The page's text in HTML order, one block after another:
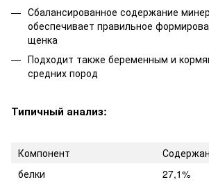
Сбалансированное содержание
обеспечивает правильное
щенка
Подходит также беременным и
средних пород
Типичный анализ:
Компонент
белки
27,1%